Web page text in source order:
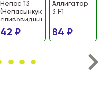
Непас 13
(Непасынкующийся
сливовидный)
42 ₽
Аллигатор
3 F1
84 ₽